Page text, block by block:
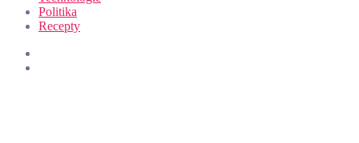
Politika
Recepty